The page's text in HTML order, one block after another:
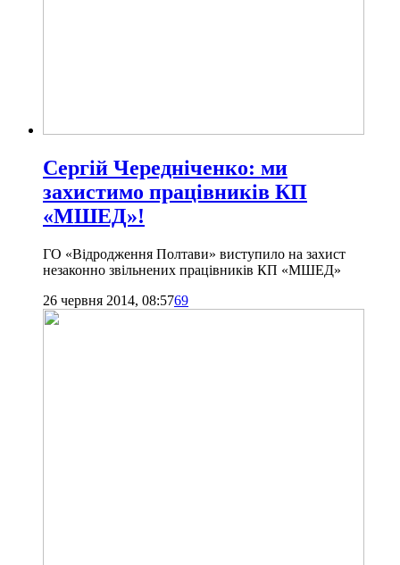
Сергій Чередніченко: ми
захистимо працівників КП
«МШЕД»!
ГО «Відродження Полтави» виступило на захист
незаконно звільнених працівників КП «МШЕД»
26 червня 2014, 08:5769